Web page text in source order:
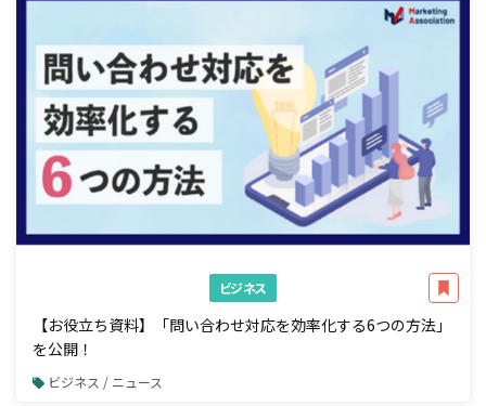
ビジネス
【お役立ち資料】「問い合わせ対応を効率化する6つの方法」
を公開！
ビジネス / ニュース